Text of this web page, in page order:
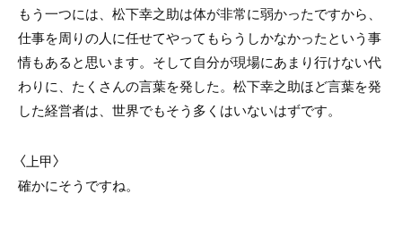
もう一つには、松下幸之助は体が非常に弱かったですから、
仕事を周りの人に任せてやってもらうしかなかったという事
情もあると思います。そして自分が現場にあまり行けない代
わりに、たくさんの言葉を発した。松下幸之助ほど言葉を発
した経営者は、世界でもそう多くはいないはずです。
〈上甲〉
確かにそうですね。